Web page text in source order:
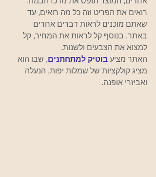
רואים את הפריט וזה כל מה רואים, עד
שאתם מוכנים לראות דברים אחרים
באתר. בנוסף קל לראות את המחיר, קל
למצוא את הצבעים ולשנות.
האתר מציע בוטיק למתחתנים, שבו הוא
מציג קולקציות של שמלות יפות, הנעלה
ואביזרי אופנה.